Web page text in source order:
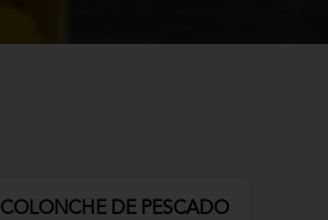
COLONCHE DE PESCADO